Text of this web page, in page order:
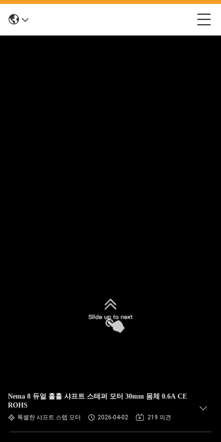
Nema 8 듀얼 홀홀 샤프트 스테퍼 모터 30mm 몸체 0.6A CE
ROHS
특별한 샤프트 스텝 모터 2026-04-02 219 의견